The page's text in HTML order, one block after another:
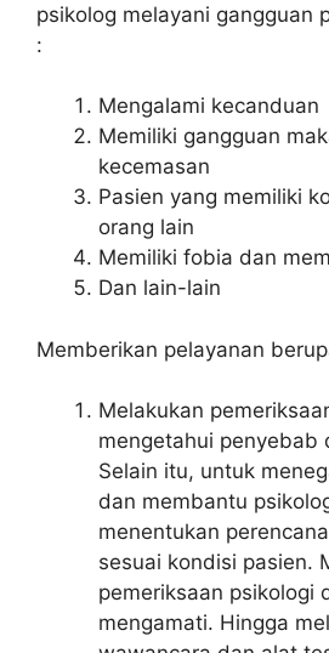
psikolog melayani gangguan
:
Mengalami kecanduan
Memiliki gangguan
kecemasan
Pasien yang memiliki
orang lain
Memiliki fobia dan
Dan lain-lain
Memberikan pelayanan
Melakukan
mengetahui penyebab
Selain itu, untuk
dan membantu
menentukan
sesuai kondisi pasien.
pemeriksaan psikologi
mengamati. Hingga